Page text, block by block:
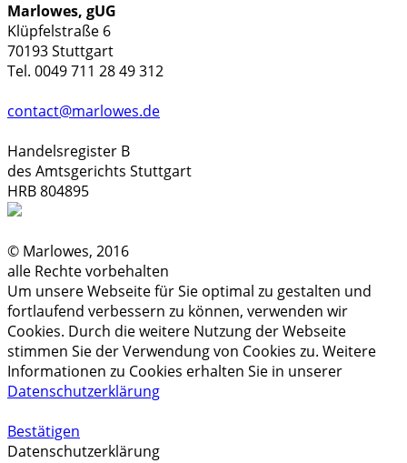
Marlowes, gUG
Klüpfelstraße 6
70193 Stuttgart
Tel. 0049 711 28 49 312
contact@marlowes.de
Handelsregister B
des Amtsgerichts Stuttgart
HRB 804895
© Marlowes, 2016
alle Rechte vorbehalten
Um unsere Webseite für Sie optimal zu gestalten und
fortlaufend verbessern zu können, verwenden wir
Cookies. Durch die weitere Nutzung der Webseite
stimmen Sie der Verwendung von Cookies zu. Weitere
Informationen zu Cookies erhalten Sie in unserer
Datenschutzerklärung
Bestätigen
Datenschutzerklärung